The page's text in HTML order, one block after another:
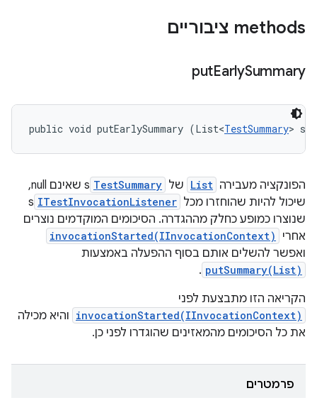
‫methods ציבוריים
putEarlySummary
public void putEarlySummary (List<TestSummary>
הפונקציה מעבירה List של TestSummary
s שאינם null,
שיכול להיות שהוחזרו מכל ITestInvocationListener
s
שנוצרו כמופע כחלק מההגדרה. הסיכומים המוקדמים נוצרים
אחרי
invocationStarted(IInvocationContext)
ואפשר להשלים אותם בסוף ההפעלה באמצעות
putSummary(List)
.
הקריאה הזו מתבצעת לפני
invocationStarted(IInvocationContext) והיא מכילה
את כל הסיכומים מהמאזינים שהוגדרו לפני כן.
פרמטרים